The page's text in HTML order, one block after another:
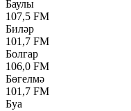
Баулы
107,5 FM
Биләр
101,7 FM
Болгар
106,0 FM
Бөгелмә
101,7 FM
Буа